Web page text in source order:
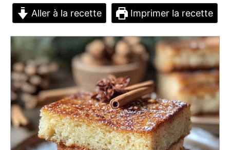
Aller à la recette Imprimer la recette